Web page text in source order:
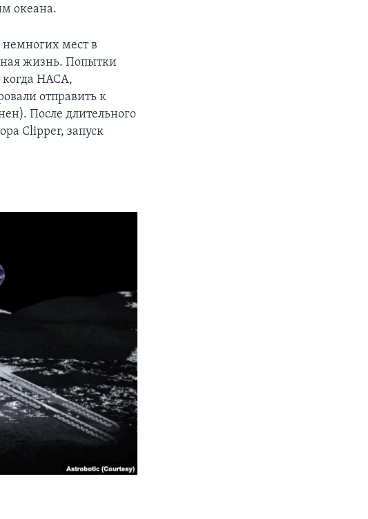
океана.
немногих мест в
жизнь. Попытки
когда НАСА,
отправить к
После длительного
Clipper, запуск